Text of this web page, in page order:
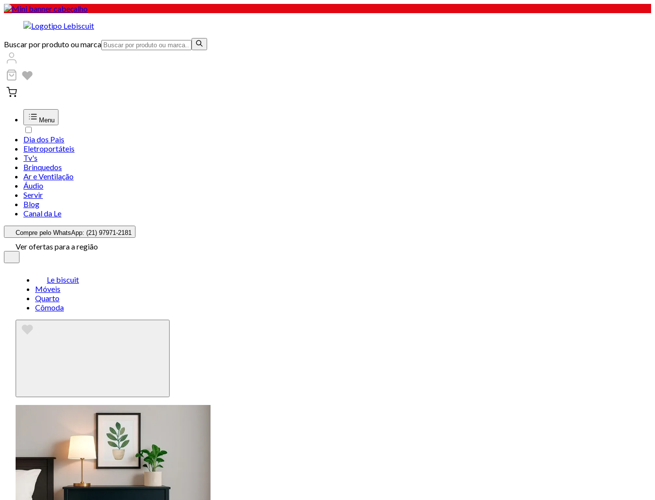
Buscar por produto ou marca
Menu
Dia dos Pais
Eletroportáteis
Tv's
Brinquedos
Ar e Ventilação
Áudio
Servir
Blog
Canal da Le
Compre pelo WhatsApp: (21) 97971-2181
Ver ofertas para a região
Le biscuit
Móveis
Quarto
Cômoda